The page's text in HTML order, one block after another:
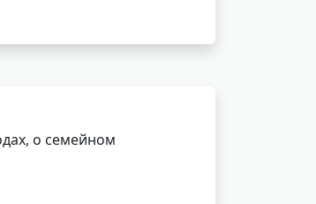
о семейном